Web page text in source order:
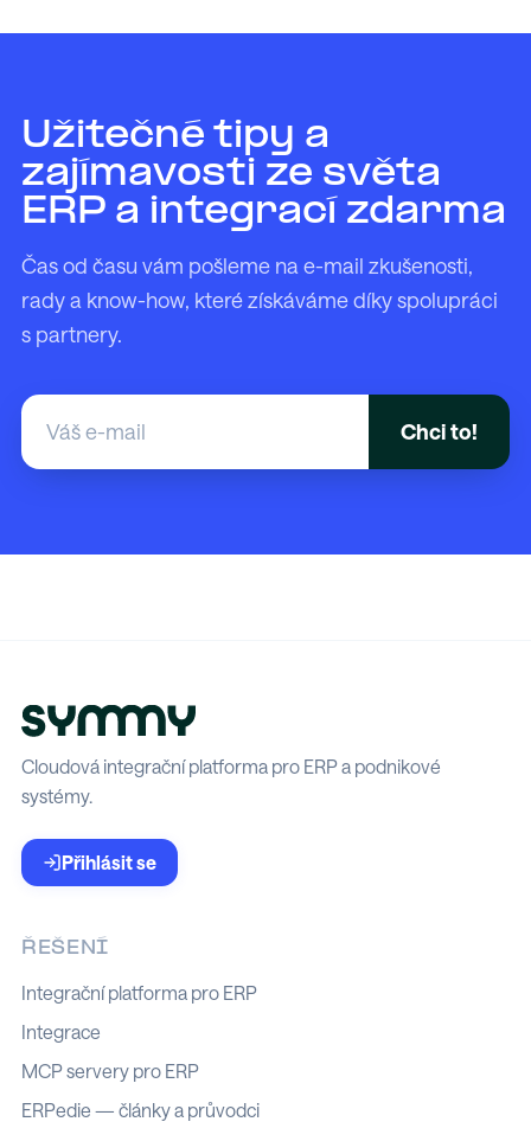
Užitečné tipy a
zajímavosti ze světa
ERP a integrací zdarma
Čas od času vám pošleme na e-mail zkušenosti,
rady a know-how, které získáváme díky spolupráci
s partnery.
Cloudová integrační platforma pro ERP a podnikové
systémy.
Přihlásit se
ŘEŠENÍ
Integrační platforma pro ERP
Integrace
MCP servery pro ERP
ERPedie — články a průvodci